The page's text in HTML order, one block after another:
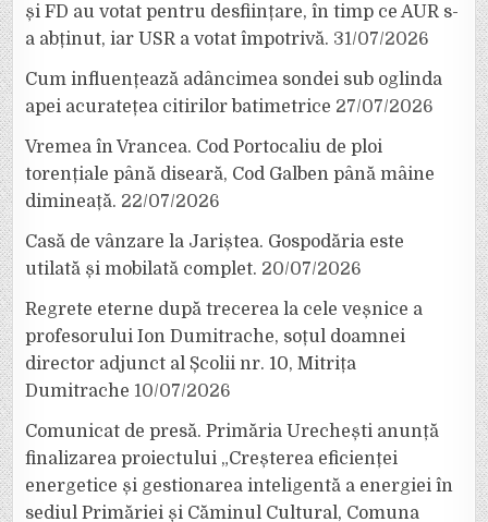
și FD au votat pentru desființare, în timp ce AUR s-
a abținut, iar USR a votat împotrivă. 31/07/2026
Cum influențează adâncimea sondei sub oglinda
apei acuratețea citirilor batimetrice 27/07/2026
Vremea în Vrancea. Cod Portocaliu de ploi
torențiale până diseară, Cod Galben până mâine
dimineață. 22/07/2026
Casă de vânzare la Jariștea. Gospodăria este
utilată și mobilată complet. 20/07/2026
Regrete eterne după trecerea la cele veșnice a
profesorului Ion Dumitrache, soțul doamnei
director adjunct al Școlii nr. 10, Mitrița
Dumitrache 10/07/2026
Comunicat de presă. Primăria Urechești anunță
finalizarea proiectului „Creșterea eficienței
energetice și gestionarea inteligentă a energiei în
sediul Primăriei și Căminul Cultural, Comuna